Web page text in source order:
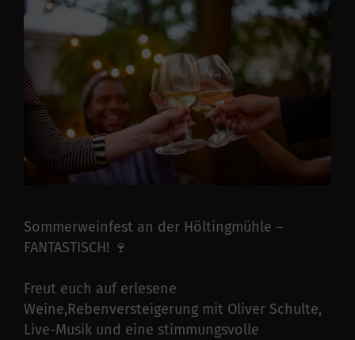
Sommerweinfest an der Höltingmühle –
FANTASTISCH! 🍷
Freut euch auf erlesene
Weine,Rebenversteigerung mit Oliver Schulte,
Live-Musik und eine stimmungsvolle